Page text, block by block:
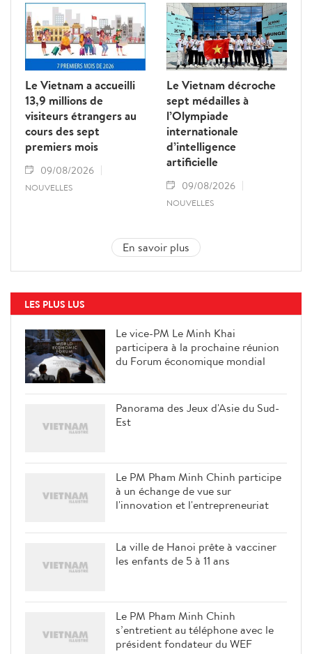
Le Vietnam a accueilli
13,9 millions de
visiteurs étrangers au
cours des sept
premiers mois
09/08/2026
NOUVELLES
Le Vietnam décroche
sept médailles à
l’Olympiade
internationale
d’intelligence
artificielle
09/08/2026
NOUVELLES
En savoir plus
LES PLUS LUS
Le vice-PM Le Minh Khai
participera à la prochaine réunion
du Forum économique mondial
Panorama des Jeux d'Asie du Sud-
Est
Le PM Pham Minh Chinh participe
à un échange de vue sur
l'innovation et l'entrepreneuriat
La ville de Hanoi prête à vacciner
les enfants de 5 à 11 ans
Le PM Pham Minh Chinh
s’entretient au téléphone avec le
président fondateur du WEF